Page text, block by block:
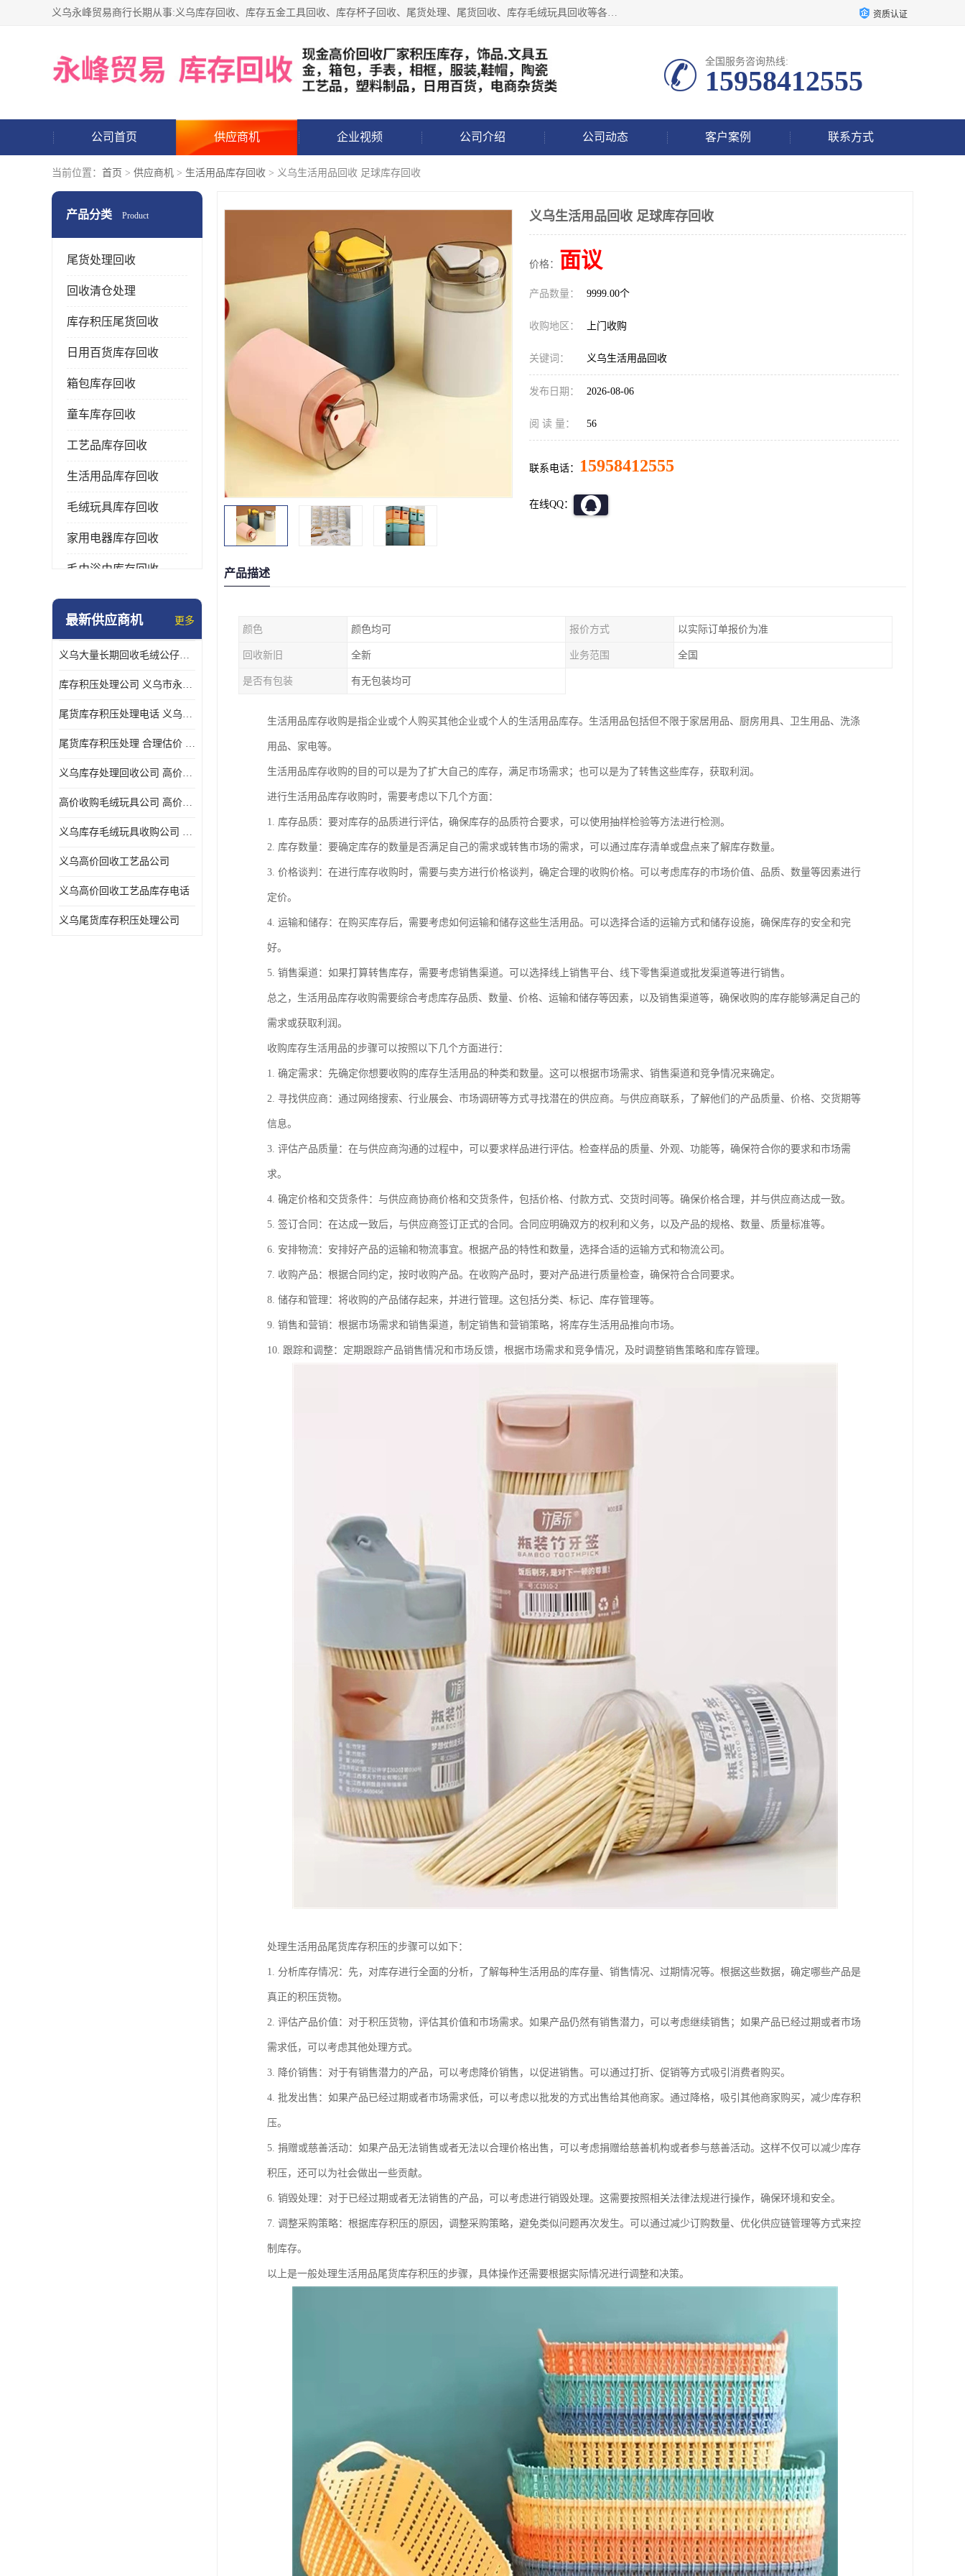
义乌永峰贸易商行长期从事:义乌库存回收、库存五金工具回收、库存杯子回收、尾货处理、尾货回收、库存毛绒玩具回收等各类产品库存回收，我们一直秉承：“，专业收购，价格从优，互惠互利，现金交易，价格公道”七大原则。欢迎有库存处理的老板来电洽谈! 资质认证
全国服务咨询热线:
15958412555
公司首页 供应商机 企业视频 公司介绍 公司动态 客户案例 联系方式
当前位置： 首页 > 供应商机 > 生活用品库存回收 > 义乌生活用品回收 足球库存回收
产品分类 Product
尾货处理回收
回收清仓处理
库存积压尾货回收
日用百货库存回收
箱包库存回收
童车库存回收
工艺品库存回收
生活用品库存回收
毛绒玩具库存回收
家用电器库存回收
毛巾浴巾库存回收
水杯保温杯库存回收
五金工具库存回收
库存厨具回收
最新供应商机 更多
义乌大量长期回收毛绒公仔公司 高价回收库存积压 高价回收 欢迎电话咨询
库存积压处理公司 义乌市永峰贸易商行
尾货库存积压处理电话 义乌市永峰贸易商行
尾货库存积压处理 合理估价 量大量小均可
义乌库存处理回收公司 高价回收库存积压 大量尾货回收
高价收购毛绒玩具公司 高价回收库存积压 回收库存 二手勿扰
义乌库存毛绒玩具收购公司 高价回收库存积压 义乌市永峰贸易商行
义乌高价回收工艺品公司
义乌高价回收工艺品库存电话
义乌尾货库存积压处理公司
义乌生活用品回收 足球库存回收
价格： 面议
产品数量： 9999.00个
收购地区： 上门收购
关键词： 义乌生活用品回收
发布日期： 2026-08-06
阅 读 量： 56
联系电话： 15958412555
在线QQ：
产品描述
颜色 颜色均可 报价方式 以实际订单报价为准
回收新旧 全新 业务范围 全国
是否有包装 有无包装均可
生活用品库存收购是指企业或个人购买其他企业或个人的生活用品库存。生活用品包括但不限于家居用品、厨房用具、卫生用品、洗涤
用品、家电等。
生活用品库存收购的目的可以是为了扩大自己的库存，满足市场需求；也可以是为了转售这些库存，获取利润。
进行生活用品库存收购时，需要考虑以下几个方面：
1. 库存品质：要对库存的品质进行评估，确保库存的品质符合要求，可以使用抽样检验等方法进行检测。
2. 库存数量：要确定库存的数量是否满足自己的需求或转售市场的需求，可以通过库存清单或盘点来了解库存数量。
3. 价格谈判：在进行库存收购时，需要与卖方进行价格谈判，确定合理的收购价格。可以考虑库存的市场价值、品质、数量等因素进行
定价。
4. 运输和储存：在购买库存后，需要考虑如何运输和储存这些生活用品。可以选择合适的运输方式和储存设施，确保库存的安全和完
好。
5. 销售渠道：如果打算转售库存，需要考虑销售渠道。可以选择线上销售平台、线下零售渠道或批发渠道等进行销售。
总之，生活用品库存收购需要综合考虑库存品质、数量、价格、运输和储存等因素，以及销售渠道等，确保收购的库存能够满足自己的
需求或获取利润。
收购库存生活用品的步骤可以按照以下几个方面进行：
1. 确定需求：先确定你想要收购的库存生活用品的种类和数量。这可以根据市场需求、销售渠道和竞争情况来确定。
2. 寻找供应商：通过网络搜索、行业展会、市场调研等方式寻找潜在的供应商。与供应商联系，了解他们的产品质量、价格、交货期等
信息。
3. 评估产品质量：在与供应商沟通的过程中，可以要求样品进行评估。检查样品的质量、外观、功能等，确保符合你的要求和市场需
求。
4. 确定价格和交货条件：与供应商协商价格和交货条件，包括价格、付款方式、交货时间等。确保价格合理，并与供应商达成一致。
5. 签订合同：在达成一致后，与供应商签订正式的合同。合同应明确双方的权利和义务，以及产品的规格、数量、质量标准等。
6. 安排物流：安排好产品的运输和物流事宜。根据产品的特性和数量，选择合适的运输方式和物流公司。
7. 收购产品：根据合同约定，按时收购产品。在收购产品时，要对产品进行质量检查，确保符合合同要求。
8. 储存和管理：将收购的产品储存起来，并进行管理。这包括分类、标记、库存管理等。
9. 销售和营销：根据市场需求和销售渠道，制定销售和营销策略，将库存生活用品推向市场。
10. 跟踪和调整：定期跟踪产品销售情况和市场反馈，根据市场需求和竞争情况，及时调整销售策略和库存管理。
处理生活用品尾货库存积压的步骤可以如下：
1. 分析库存情况：先，对库存进行全面的分析，了解每种生活用品的库存量、销售情况、过期情况等。根据这些数据，确定哪些产品是
真正的积压货物。
2. 评估产品价值：对于积压货物，评估其价值和市场需求。如果产品仍然有销售潜力，可以考虑继续销售；如果产品已经过期或者市场
需求低，可以考虑其他处理方式。
3. 降价销售：对于有销售潜力的产品，可以考虑降价销售，以促进销售。可以通过打折、促销等方式吸引消费者购买。
4. 批发出售：如果产品已经过期或者市场需求低，可以考虑以批发的方式出售给其他商家。通过降格，吸引其他商家购买，减少库存积
压。
5. 捐赠或慈善活动：如果产品无法销售或者无法以合理价格出售，可以考虑捐赠给慈善机构或者参与慈善活动。这样不仅可以减少库存
积压，还可以为社会做出一些贡献。
6. 销毁处理：对于已经过期或者无法销售的产品，可以考虑进行销毁处理。这需要按照相关法律法规进行操作，确保环境和安全。
7. 调整采购策略：根据库存积压的原因，调整采购策略，避免类似问题再次发生。可以通过减少订购数量、优化供应链管理等方式来控
制库存。
以上是一般处理生活用品尾货库存积压的步骤，具体操作还需要根据实际情况进行调整和决策。